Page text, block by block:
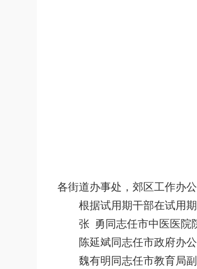
各街道办事处，郊区工作办
根据试用期干部在试用
张 勇同志任市中医医院
陈延斌同志任市政府办
魏有明同志任市教育局副